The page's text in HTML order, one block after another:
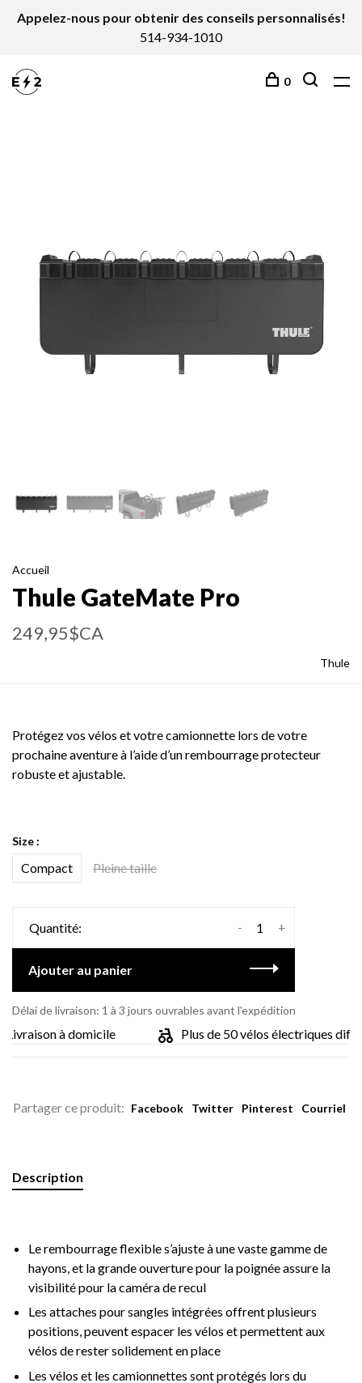
Appelez-nous pour obtenir des conseils personnalisés!
514-934-1010
0
Accueil
Thule GateMate Pro
249,95$CA
Thule
Protégez vos vélos et votre camionnette lors de votre
prochaine aventure à l’aide d’un rembourrage protecteur
robuste et ajustable.
Size :
Compact Pleine taille
Quantité: +
-
Ajouter au panier
Délai de livraison: 1 à 3 jours ouvrables avant l'expédition
à domicile Plus de 50 vélos électriques
Partager ce produit: Facebook Twitter Pinterest Courriel
Description
Le rembourrage flexible s’ajuste à une vaste gamme de
hayons, et la grande ouverture pour la poignée assure la
visibilité pour la caméra de recul
Les attaches pour sangles intégrées offrent plusieurs
positions, peuvent espacer les vélos et permettent aux
vélos de rester solidement en place
Les vélos et les camionnettes sont protégés lors du